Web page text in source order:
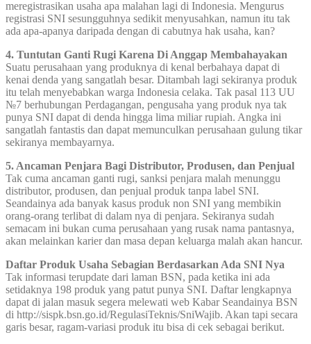
meregistrasikan usaha apa malahan lagi di Indonesia. Mengurus
registrasi SNI sesungguhnya sedikit menyusahkan, namun itu tak
ada apa-apanya daripada dengan di cabutnya hak usaha, kan?
4. Tuntutan Ganti Rugi Karena Di Anggap Membahayakan
Suatu perusahaan yang produknya di kenal berbahaya dapat di
kenai denda yang sangatlah besar. Ditambah lagi sekiranya produk
itu telah menyebabkan warga Indonesia celaka. Tak pasal 113 UU
№7 berhubungan Perdagangan, pengusaha yang produk nya tak
punya SNI dapat di denda hingga lima miliar rupiah. Angka ini
sangatlah fantastis dan dapat memunculkan perusahaan gulung tikar
sekiranya membayarnya.
5. Ancaman Penjara Bagi Distributor, Produsen, dan Penjual
Tak cuma ancaman ganti rugi, sanksi penjara malah menunggu
distributor, produsen, dan penjual produk tanpa label SNI.
Seandainya ada banyak kasus produk non SNI yang membikin
orang-orang terlibat di dalam nya di penjara. Sekiranya sudah
semacam ini bukan cuma perusahaan yang rusak nama pantasnya,
akan melainkan karier dan masa depan keluarga malah akan hancur.
Daftar Produk Usaha Sebagian Berdasarkan Ada SNI Nya
Tak informasi terupdate dari laman BSN, pada ketika ini ada
setidaknya 198 produk yang patut punya SNI. Daftar lengkapnya
dapat di jalan masuk segera melewati web Kabar Seandainya BSN
di http://sispk.bsn.go.id/RegulasiTeknis/SniWajib. Akan tapi secara
garis besar, ragam-variasi produk itu bisa di cek sebagai berikut.